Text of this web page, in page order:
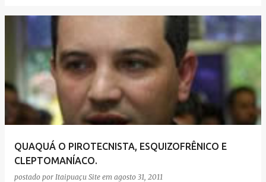
QUAQUÁ O PIROTECNISTA, ESQUIZOFRÊNICO E
CLEPTOMANÍACO.
postado por Itaipuaçu Site em agosto 31, 2011